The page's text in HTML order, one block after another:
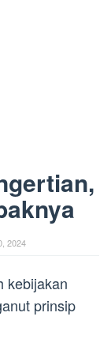
2024
kebijakan
prinsip